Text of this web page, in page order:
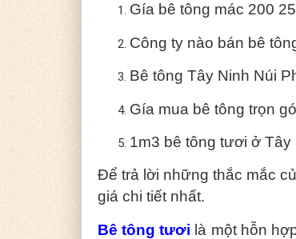
Gía bê tông mác 200
Công ty nào bán bê
Bê tông Tây Ninh Núi
Gía mua bê tông trọn
1m3 bê tông tươi ở Tây
Để trả lời những thắc mắc
giá chi tiết nhất.
Bê tông tươi là một hỗn